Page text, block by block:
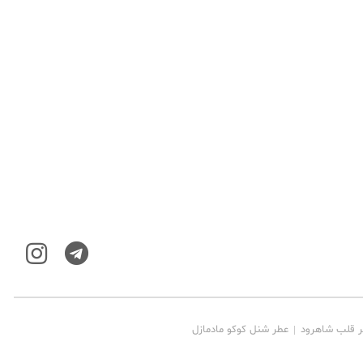
قلب شاهرود عطر شنل کوکو مادمازل